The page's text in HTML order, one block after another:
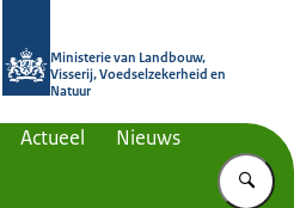
Ministerie van Landbouw,
Visserij, Voedselzekerheid en
Natuur
Actueel Nieuws